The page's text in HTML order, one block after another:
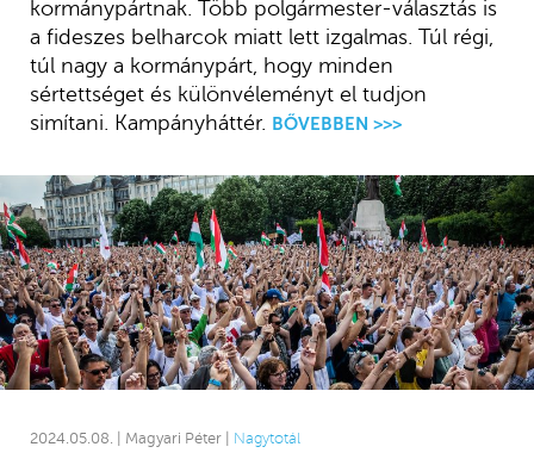
kormánypártnak. Több polgármester-választás is
a fideszes belharcok miatt lett izgalmas. Túl régi,
túl nagy a kormánypárt, hogy minden
sértettséget és különvéleményt el tudjon
simítani. Kampányháttér.
BŐVEBBEN >>>
2024.05.08. | Magyari Péter | Nagytotál